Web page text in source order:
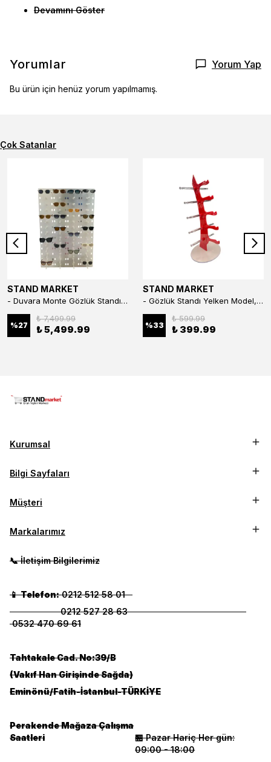
Devamını Göster
Yorumlar Yorum Yap
Bu ürün için henüz yorum yapılmamış.
Çok Satanlar
STAND MARKET
- Duvara Monte Gözlük Standı 56'li Pleksi Glass | 99x67 cm Gözlük Teşhir Standı
%27
₺ 7,499.99
₺ 5,499.99
STAND MARKET
- Gözlük Standı Yelken Model, 5 Gözlük Kapasiteli Standı Kırmızı
%33
₺ 599.99
₺ 399.99
Kurumsal
Bilgi Sayfaları
Müşteri
Markalarımız
📞 İletişim Bilgilerimiz
📱Telefon:0212 512 58 01
0212 527 28 63
0532 470 69 61
Tahtakale Cad. No:39/B
(Vakıf Han Girişinde Sağda)
Eminönü/Fatih-İstanbul-TÜRKİYE
Perakende Mağaza Çalışma
Saatleri
🏪 Pazar Hariç Her gün:
09:00 - 18:00